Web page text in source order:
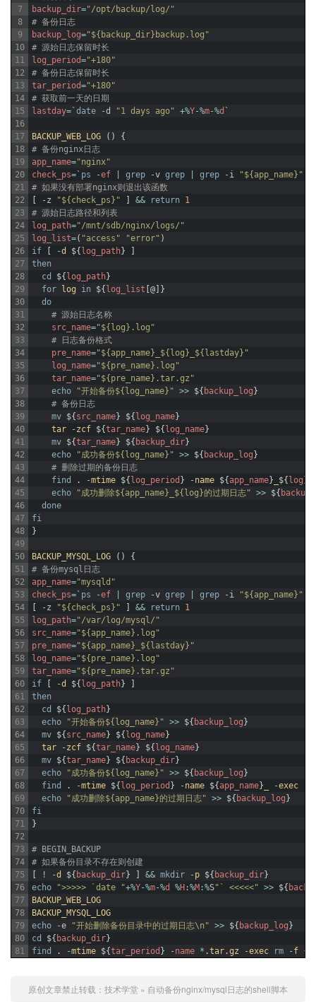
7
8
9
10
11
12
13
14
15
16
17
18
19
20
21
22
23
24
25
26
27
28
29
30
31
32
33
34
35
36
37
38
39
40
41
42
43
44
45
46
47
48
49
50
51
52
53
54
55
56
57
58
59
60
61
62
63
64
65
66
67
68
69
70
71
72
73
74
75
76
77
78
79
80
81
backup_dir="/opt/backup/log/"
# 备份日志
backup_log="${backup_dir}backup.log"
# 源始日志保留时长
log_period="+180"
# 备份日志保留时长
tar_period="+180"
# 获取前一天的日期
lastday= ` date -d "1 days ago" +%Y-%m-%d `
BACKUP_WEB_LOG ( )
{
# 备份nginx日志
app_name="nginx"
check_ps= ` ps -ef grep -v grep grep -i "${app_name}"
# 如果没有部署nginx则退出该函数
-z "${check_ps}" && return 1
# 源始日志路径和列表
log_path="/mnt/sdb/nginx/logs/"
log_list=( "access" "error" )
if
-d ${ log_path}
then
cd
${ log_path}
for
log in ${ log_list @
}
do
# 源始日志名称
src_name="${log}.log"
# 日志备份格式
pre_name="${app_name}_${log}_${lastday}"
log_name="${pre_name}.log"
tar_name="${pre_name}.tar.gz"
echo
"开始备份${log_name}" >> ${ backup_log }
# 备份日志
mv ${ src_name} ${ log_name}
tar
-zcf ${tar_name} ${ log_name}
mv ${tar_name} ${ backup_dir}
echo
"成功备份${log_name}" >> ${ backup_log }
# 删除过期的备份日志
find
. -mtime ${ log_period } -name ${app_name} ${ log
echo
"成功删除${app_name}_${log}的过期日志" >> ${
done
fi
}
BACKUP_MYSQL_LOG ( )
{
# 备份mysql日志
app_name="mysqld"
check_ps= ` ps -ef grep -v grep grep - i "${app_name}"
-z "${check_ps}" && return 1
log_path="/var/log/mysql/"
src_name="${app_name}.log"
pre_name="${app_name}_${lastday}"
log_name="${pre_name}.log"
tar_name="${pre_name}.tar.gz"
if
-d ${ log_path}
then
cd
${ log_path}
echo
"开始备份${log_name}" >> ${ backup_log }
mv ${ src_name} ${ log_name}
tar
- zcf ${tar_name} ${ log_name}
mv ${tar_name} ${ backup_dir}
echo
"成功备份${log_name}" >> ${ backup_log }
find
. -mtime ${ log_period } -name ${app_name} -exec
echo
"成功删除${app_name}的过期日志" >> ${ backup_log }
fi
}
# BEGIN_BACKUP
# 如果备份目录不存在则创建
! -d ${ backup_dir} && mkdir - p ${ backup_dir}
echo
">>>>> `date "+%Y-%m-%d %H :%M :%S"` <<<<<" >> ${
BACKUP_WEB_LOG
BACKUP_MYSQL_LOG
echo
-e "开始删除备份目录中的过期日志\n" >> ${ backup_log }
cd
${ backup_dir}
find
. -mtime ${tar_period } - name * .tar.gz -exec rm - f {
原创文章禁止转载： 技术学堂 » 自动备份nginx/mysql日志的shell脚本